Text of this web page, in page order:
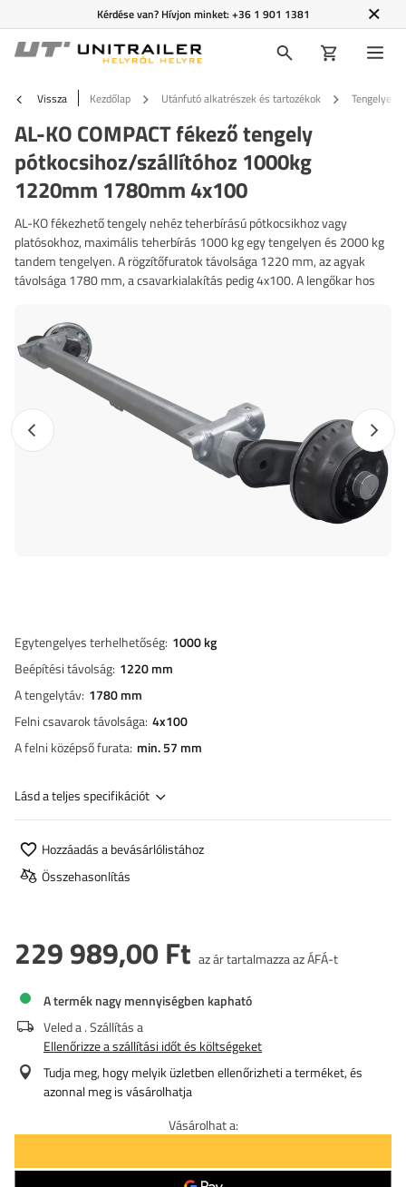
Kérdése van? Hívjon minket:+36 1 901 1381
Vissza Kezdőlap Utánfutó alkatrészek és tartozékok Tengelyek
AL-KO COMPACT fékező tengely
pótkocsihoz/szállítóhoz 1000kg
1220mm 1780mm 4x100
AL-KO fékezhető tengely nehéz teherbírású pótkocsikhoz vagy
platósokhoz, maximális teherbírás 1000 kg egy tengelyen és 2000 kg
tandem tengelyen. A rögzítőfuratok távolsága 1220 mm, az agyak
távolsága 1780 mm, a csavarkialakítás pedig 4x100. A lengőkar hos
Előző fotó
Egytengelyes terhelhetőség 1000 kg
Beépítési távolság 1220 mm
A tengelytáv 1780 mm
Felni csavarok távolsága 4x100
A felni középső furata min. 57 mm
Lásd a teljes specifikációt
Hozzáadás a bevásárlólistához
Összehasonlítás
229 989,00 Ft az ár tartalmazza az ÁFÁ-t
A termék nagy mennyiségben kapható
Veled a. Szállítás a
Ellenőrizze a szállítási időt és költségeket
Tudja meg, hogy melyik üzletben ellenőrizheti a terméket, és
azonnal meg is vásárolhatja
Vásárolhat a: